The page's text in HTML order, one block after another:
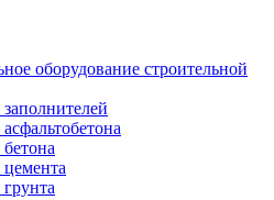
оборудование строительной